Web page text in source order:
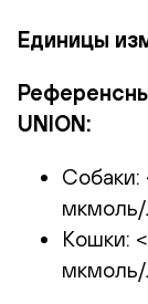
Единицы
UNION:
мкмоль/
Кошки:
мкмоль/